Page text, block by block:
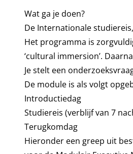
Wat ga je doen?
De Internationale
Het programma is
‘cultural immersion’.
Je stelt een
De module is als volgt
Introductiedag
Studiereis (verblijf van 7
Terugkomdag
Hieronder een greep uit